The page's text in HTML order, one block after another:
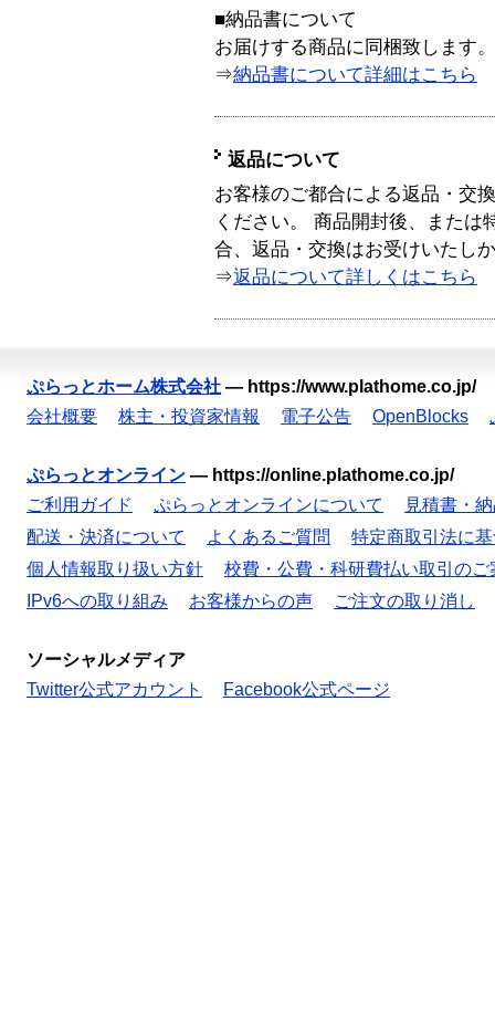
■納品書について
お届けする商品に同梱致します。
⇒納品書について詳細はこちら
返品について
お客様のご都合による返品・交
ください。 商品開封後、または
合、返品・交換はお受けいたし
⇒返品について詳しくはこちら
ぷらっとホーム株式会社 — https://www.plathome.co.jp/
会社概要
株主・投資家情報 電子公告 OpenBlocks
ぷらっとオンライン — https://online.plathome.co.jp/
ご利用ガイド
ぷらっとオンラインについて
見積書・
配送・決済について
よくあるご質問
特定商取引法に
個人情報取り扱い方針
校費・公費・科研費払い取引のご
IPv6への取り組み
お客様からの声 ご注文の取り消し
ソーシャルメディア
Twitter公式アカウント
Facebook公式ページ